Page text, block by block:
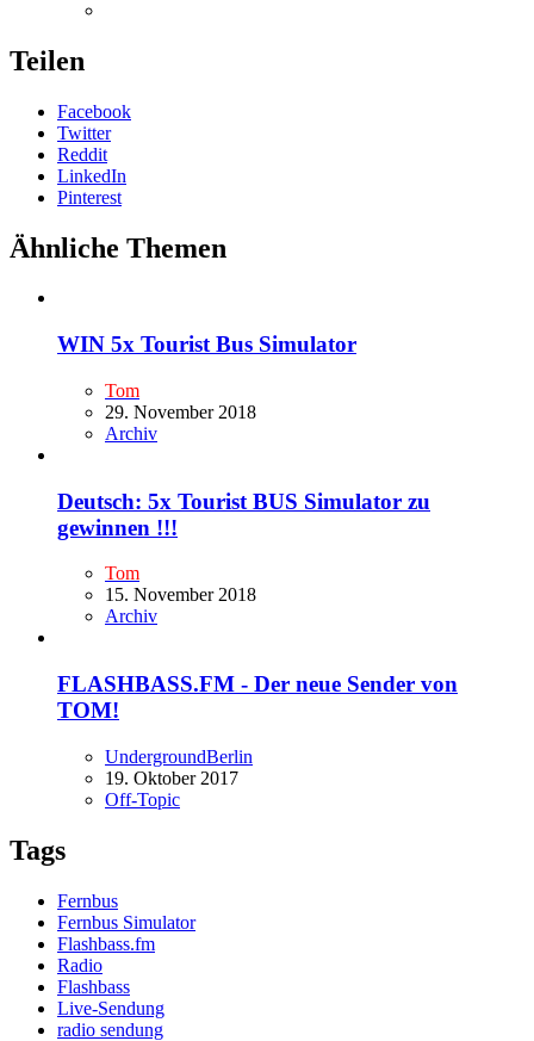
Teilen
Facebook
Twitter
Reddit
LinkedIn
Pinterest
Ähnliche Themen
WIN 5x Tourist Bus Simulator
Tom
29. November 2018
Archiv
Deutsch: 5x Tourist BUS Simulator zu
gewinnen !!!
Tom
15. November 2018
Archiv
FLASHBASS.FM - Der neue Sender von
TOM!
UndergroundBerlin
19. Oktober 2017
Off-Topic
Tags
Fernbus
Fernbus Simulator
Flashbass.fm
Radio
Flashbass
Live-Sendung
radio sendung